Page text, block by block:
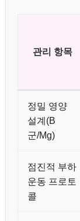
관리 항목
정밀 영양
설계(B
군/Mg)
점진적 부하
운동 프로토
콜